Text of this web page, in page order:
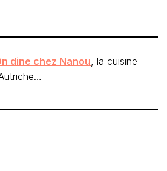
dine chez Nanou, la cuisine